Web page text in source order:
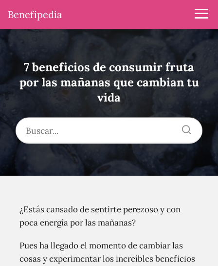
Benefipedia
7 beneficios de consumir fruta
por las mañanas que cambian tu
vida
¿Estás cansado de sentirte perezoso y con
poca energía por las mañanas?
Pues ha llegado el momento de cambiar las
cosas y experimentar los increíbles beneficios